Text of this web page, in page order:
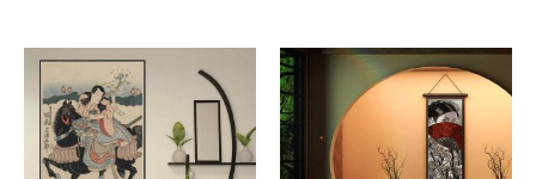
de
prix :
23,99€
à
101,99€
Plage
de
prix :
31,99€
à
43,99€